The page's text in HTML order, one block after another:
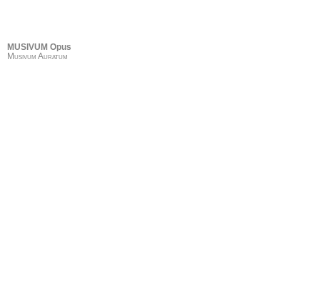
MUSIVUM Opus
Musivum Auratum